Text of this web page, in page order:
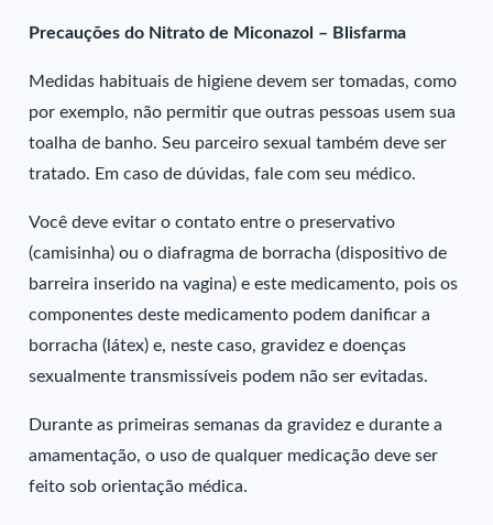
Precauções do Nitrato de Miconazol – Blisfarma
Medidas habituais de higiene devem ser tomadas, como
por exemplo, não permitir que outras pessoas usem sua
toalha de banho. Seu parceiro sexual também deve ser
tratado. Em caso de dúvidas, fale com seu médico.
Você deve evitar o contato entre o preservativo
(camisinha) ou o diafragma de borracha (dispositivo de
barreira inserido na vagina) e este medicamento, pois os
componentes deste medicamento podem danificar a
borracha (látex) e, neste caso, gravidez e doenças
sexualmente transmissíveis podem não ser evitadas.
Durante as primeiras semanas da gravidez e durante a
amamentação, o uso de qualquer medicação deve ser
feito sob orientação médica.